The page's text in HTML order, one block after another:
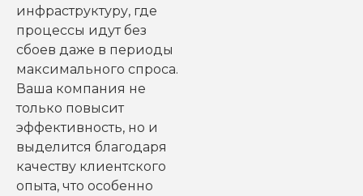
инфраструктуру, где
процессы идут без
сбоев даже в периоды
максимального спроса.
Ваша компания не
только повысит
эффективность, но и
выделится благодаря
качеству клиентского
опыта, что особенно